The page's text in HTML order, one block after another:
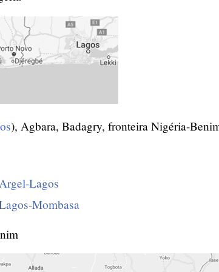
), Agbara, Badagry, fronteira Nigéria-
Lagos
Mombasa